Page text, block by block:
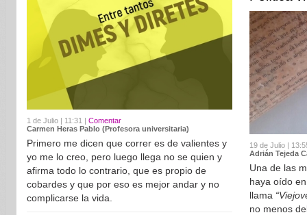
1 de Julio | 11:31 | Comentar
Carmen Heras Pablo (Profesora universitaria)
Primero me dicen que correr es de valientes y
yo me lo creo, pero luego llega no se quien y
afirma todo lo contrario, que es propio de
cobardes y que por eso es mejor andar y no
complicarse la vida.
19 de Julio |
Adrián Tejeda
Una de las
haya oído
llama
no menos